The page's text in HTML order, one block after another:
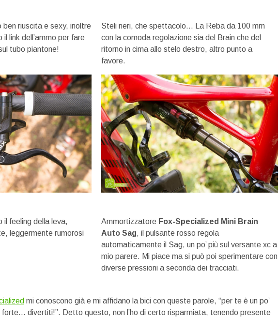
riuscita e sexy, inoltre
link dell’ammo per fare
tubo piantone!
Steli neri, che spettacolo… La Reba da 100 mm
con la comoda regolazione sia del Brain che del
ritorno in cima allo stelo destro, altro punto a
favore.
il feeling della leva,
leggermente rumorosi
Ammortizzatore Fox-Specialized Mini Brain
Auto Sag, il pulsante rosso regola
automaticamente il Sag, un po’ più sul versante xc a
mio parere. Mi piace ma si può poi sperimentare con
diverse pressioni a seconda dei tracciati.
mi conoscono già e mi affidano la bici con queste parole, “per te è un po’
divertiti!”. Detto questo, non l’ho di certo risparmiata, tenendo presente